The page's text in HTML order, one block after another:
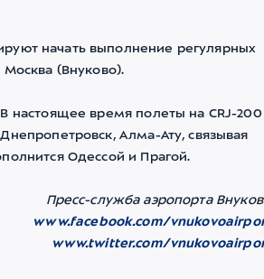
начать выполнение регулярных
(Внуково).
настоящее время полеты на CRJ-200
Алма-Ату, связывая
Одессой и Прагой.
Пресс-служба аэропорта
www.facebook.com/
www.twitter.com/